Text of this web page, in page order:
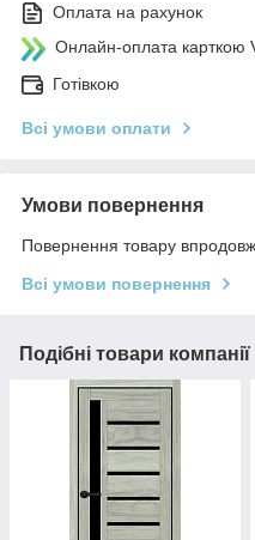
Оплата на рахунок
Онлайн-оплата карткою
Готівкою
Всі умови оплати
Умови повернення
Повернення товару
Всі умови повернення
Подібні товари компанії